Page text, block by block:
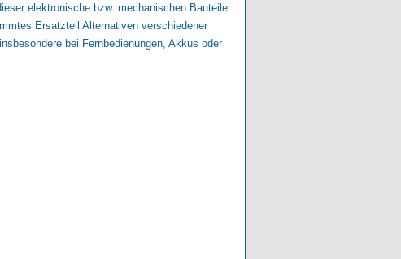
elektronische bzw. mechanischen Bauteile
Ersatzteil Alternativen verschiedener
bei Fernbedienungen, Akkus oder